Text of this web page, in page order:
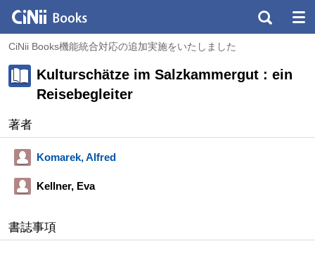
CiNii Books機能統合対応の追加実施をいたしました
Kulturschätze im Salzkammergut : ein
Reisebegleiter
著者
Komarek, Alfred
Kellner, Eva
書誌事項